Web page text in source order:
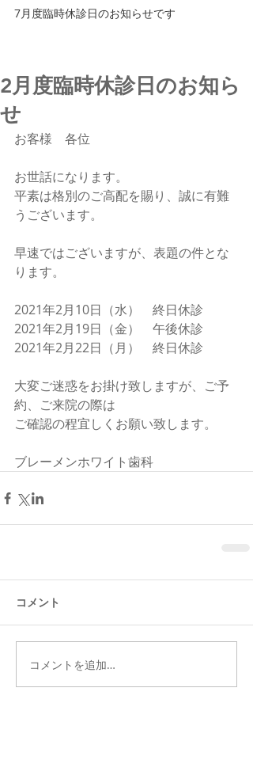
7月度臨時休診日のお知らせです
2月度臨時休診日のお知ら
せ
お客様　各位
お世話になります。
平素は格別のご高配を賜り、誠に有難
うございます。
早速ではございますが、表題の件とな
ります。
2021年2月10日（水）　終日休診
2021年2月19日（金）　午後休診
2021年2月22日（月）　終日休診
大変ご迷惑をお掛け致しますが、ご予
約、ご来院の際は
ご確認の程宜しくお願い致します。
ブレーメンホワイト歯科
コメント
コメントを追加…